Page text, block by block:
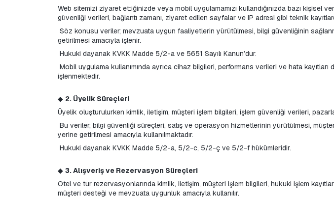
Web sitemizi ziyaret ettiğinizde veya mobil uygulamamızı kullandığınızda bazı
güvenliği verileri, bağlantı zamanı, ziyaret edilen sayfalar ve IP adresi gibi teknik
getirilmesi amacıyla işlenir.
Hukuki dayanak KVKK Madde 5/2-a ve 5651 Sayılı Kanun’dur.
işlenmektedir.
◆ 2. Üyelik Süreçleri
Üyelik oluşturulurken kimlik, iletişim, müşteri işlem bilgileri, işlem güvenliği verileri,
yerine getirilmesi amacıyla kullanılmaktadır.
Hukuki dayanak KVKK Madde 5/2-a, 5/2-c, 5/2-ç ve 5/2-f hükümleridir.
◆ 3. Alışveriş ve Rezervasyon Süreçleri
Otel ve tur rezervasyonlarında kimlik, iletişim, müşteri işlem bilgileri, hukuki işlem
müşteri desteği ve mevzuata uygunluk amacıyla kullanılır.